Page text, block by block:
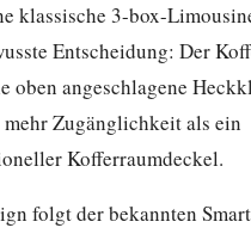
klassische 3-box-
Entscheidung: Der
oben angeschlagene
Zugänglichkeit als ein
Kofferraumdeckel.
folgt der bekannten